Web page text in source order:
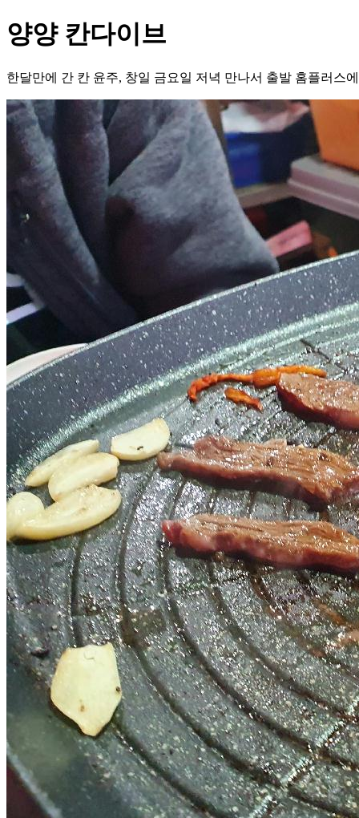
양양 칸다이브
한달만에 간 칸 윤주, 창일 금요일 저녁 만나서 출발 홈플러스